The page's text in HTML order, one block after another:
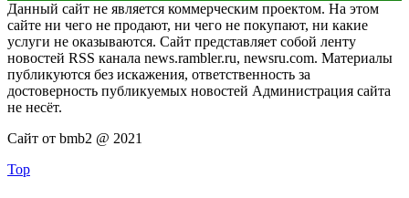
Данный сайт не является коммерческим проектом. На этом
сайте ни чего не продают, ни чего не покупают, ни какие
услуги не оказываются. Сайт представляет собой ленту
новостей RSS канала news.rambler.ru, newsru.com. Материалы
публикуются без искажения, ответственность за
достоверность публикуемых новостей Администрация сайта
не несёт.
Сайт от bmb2 @ 2021
Top